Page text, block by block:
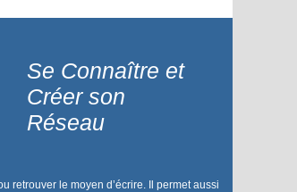
Se Connaître et
Créer son
Réseau
retrouver le moyen d’écrire. Il permet aussi